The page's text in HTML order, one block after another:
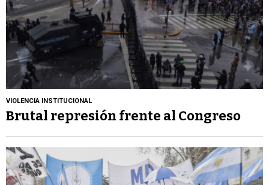
VIOLENCIA INSTITUCIONAL
Brutal represión frente al Congreso